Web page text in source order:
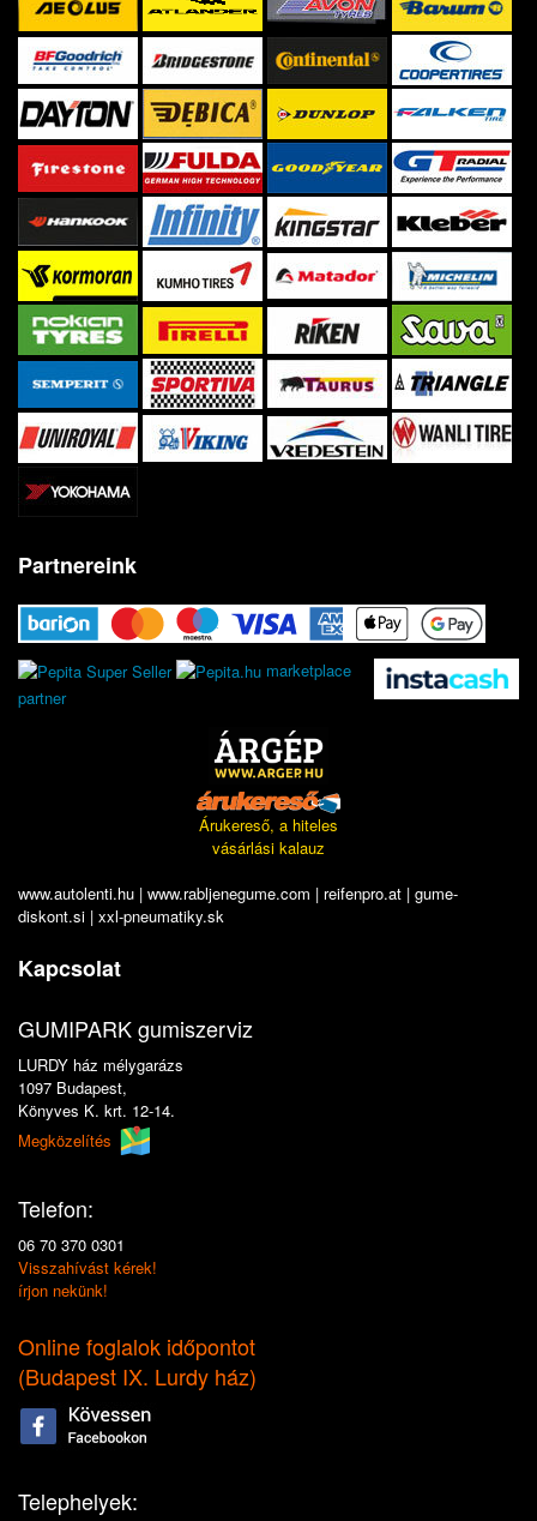
Partnereink
marketplace
partner
Árukereső, a hiteles
vásárlási kalauz
www.autolenti.hu | www.rabljenegume.com | reifenpro.at | gume-
diskont.si | xxl-pneumatiky.sk
Kapcsolat
GUMIPARK gumiszerviz
LURDY ház mélygarázs
1097 Budapest,
Könyves K. krt. 12-14.
Megközelítés
Telefon:
06 70 370 0301
Visszahívást kérek!
írjon nekünk!
Online foglalok időpontot
(Budapest IX. Lurdy ház)
Telephelyek: